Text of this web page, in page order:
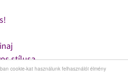
cookie-kat használunk felhasználói élmény
stílusa